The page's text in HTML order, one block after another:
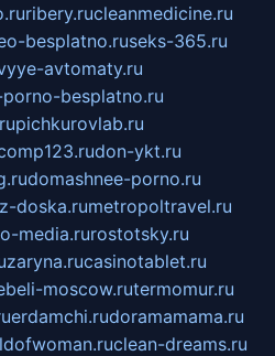
ribery.rucleanmedicine.ru
besplatno.ruseks-365.ru
avtomaty.ru
besplatno.ru
pichkurovlab.ru
don-ykt.ru
domashnee-porno.ru
doska.rumetropoltravel.ru
media.rurostotsky.ru
zaryna.rucasinotablet.ru
moscow.rutermomur.ru
erdamchi.rudoramamama.ru
clean-dreams.ru